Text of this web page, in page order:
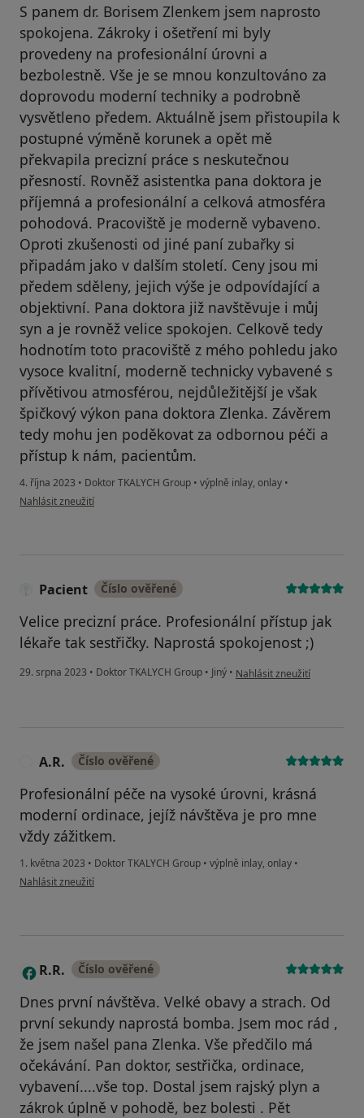
S panem dr. Borisem Zlenkem jsem naprosto
spokojena. Zákroky i ošetření mi byly
provedeny na profesionální úrovni a
bezbolestně. Vše je se mnou konzultováno za
doprovodu moderní techniky a podrobně
vysvětleno předem. Aktuálně jsem přistoupila k
postupné výměně korunek a opět mě
překvapila precizní práce s neskutečnou
přesností. Rovněž asistentka pana doktora je
příjemná a profesionální a celková atmosféra
pohodová. Pracoviště je moderně vybaveno.
Oproti zkušenosti od jiné paní zubařky si
připadám jako v dalším století. Ceny jsou mi
předem sděleny, jejich výše je odpovídající a
objektivní. Pana doktora již navštěvuje i můj
syn a je rovněž velice spokojen. Celkově tedy
hodnotím toto pracoviště z mého pohledu jako
vysoce kvalitní, moderně technicky vybavené s
přívětivou atmosférou, nejdůležitější je však
špičkový výkon pana doktora Zlenka. Závěrem
tedy mohu jen poděkovat za odbornou péči a
přístup k nám, pacientům.
4. října 2023 • Doktor TKALYCH Group • výplně inlay, onlay •
podle názoru uživatele Martina Koubová
Nahlásit zneužití
Pacient Číslo ověřené
Velice precizní práce. Profesionální přístup jak
lékaře tak sestřičky. Naprostá spokojenost ;)
29. srpna 2023 • Doktor TKALYCH Group • Jiný • podle názoru uživatele
Nahlásit zneužití
A.R. Číslo ověřené
Profesionální péče na vysoké úrovni, krásná
moderní ordinace, jejíž návštěva je pro mne
vždy zážitkem.
1. května 2023 • Doktor TKALYCH Group • výplně inlay, onlay •
podle názoru uživatele A.R.
Nahlásit zneužití
R R.R. Číslo ověřené
Dnes první návštěva. Velké obavy a strach. Od
první sekundy naprostá bomba. Jsem moc rád ,
že jsem našel pana Zlenka. Vše předčilo má
očekávání. Pan doktor, sestřička, ordinace,
vybavení....vše top. Dostal jsem rajský plyn a
zákrok úplně v pohodě, bez bolesti . Pět